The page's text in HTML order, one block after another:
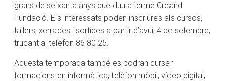
grans de seixanta anys que duu a terme Creand
Fundació. Els interessats poden inscriure’s als cursos,
tallers, xerrades i sortides a partir d’avui, 4 de setembre,
trucant al telèfon 86 80 25.
Aquesta temporada també es podran cursar
formacions en informàtica, telèfon mòbil, vídeo digital,